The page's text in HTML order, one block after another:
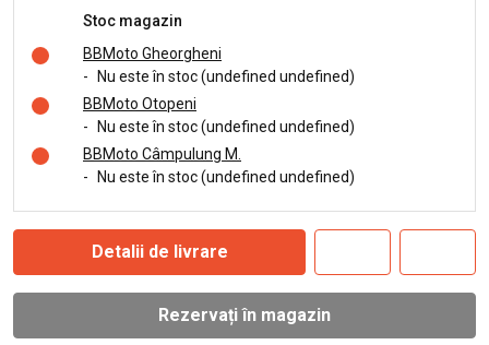
Stoc magazin
BBMoto Gheorgheni
-
Nu este în stoc (undefined undefined)
BBMoto Otopeni
-
Nu este în stoc (undefined undefined)
BBMoto Câmpulung M.
-
Nu este în stoc (undefined undefined)
Detalii de livrare
Rezervați în magazin